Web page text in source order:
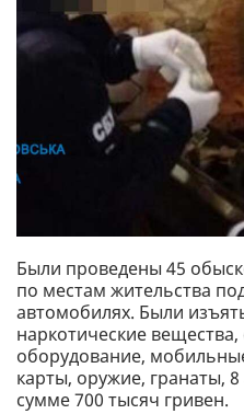
Были проведены 45
по местам жительства
автомобилях. Были
наркотические
оборудование,
карты, оружие, гранаты,
сумме 700 тысяч гривен.